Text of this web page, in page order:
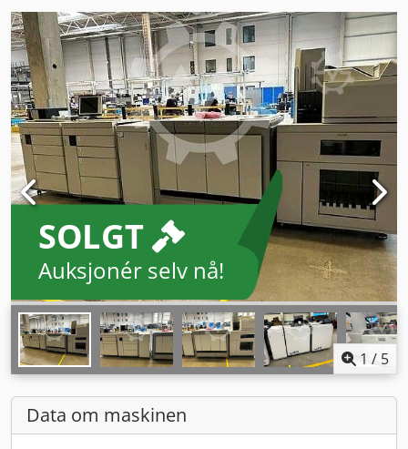
SOLGT
Auksjonér selv nå!
1 / 5
Data om maskinen